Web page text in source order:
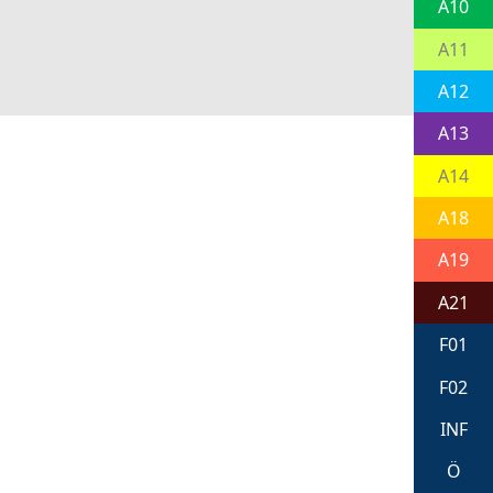
A10
A11
A12
A13
A14
A18
A19
A21
F01
F02
INF
Ö